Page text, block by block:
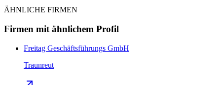
ÄHNLICHE FIRMEN
Firmen mit ähnlichem Profil
Freitag Geschäftsführungs GmbH
Traunreut